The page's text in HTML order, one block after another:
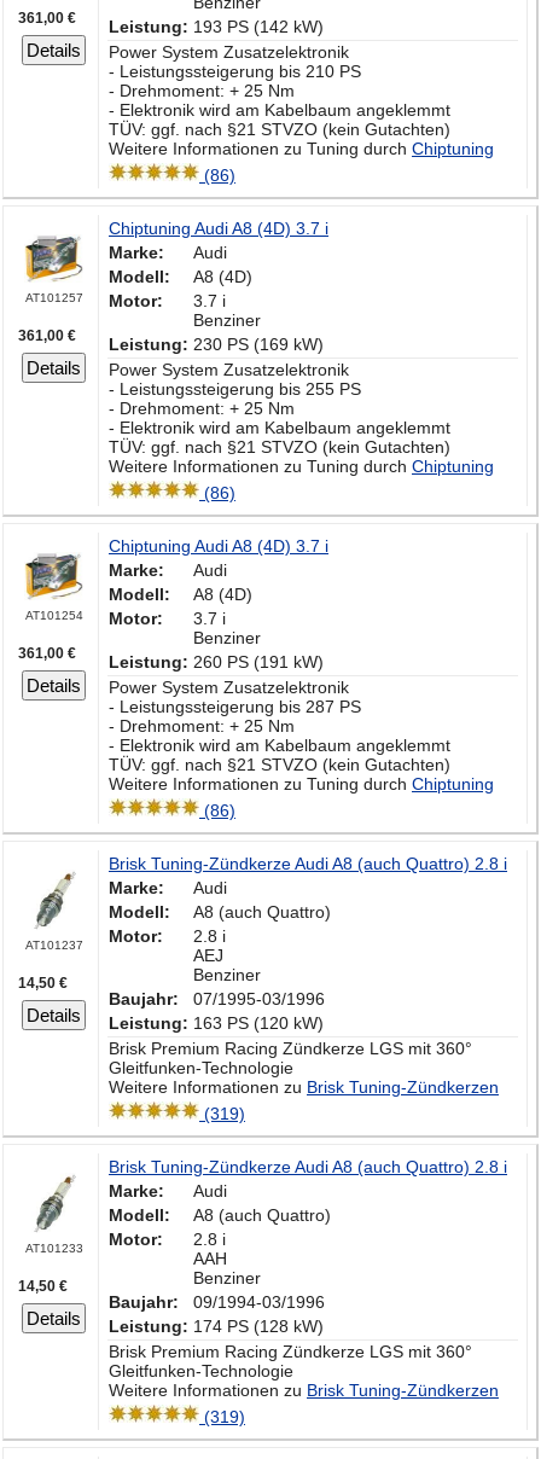
361,00 €
Details
Leistung: 193 PS (142 kW)
Power System Zusatzelektronik
- Leistungssteigerung bis 210 PS
- Drehmoment: + 25 Nm
- Elektronik wird am Kabelbaum angeklemmt
TÜV: ggf. nach §21 STVZO (kein Gutachten)
Weitere Informationen zu Tuning durch Chiptuning
(86)
AT101257
361,00 €
Details
Chiptuning Audi A8 (4D) 3.7 i
Marke:
Audi
Modell:
A8 (4D)
Motor:
3.7 i
Benziner
Leistung: 230 PS (169 kW)
Power System Zusatzelektronik
- Leistungssteigerung bis 255 PS
- Drehmoment: + 25 Nm
- Elektronik wird am Kabelbaum angeklemmt
TÜV: ggf. nach §21 STVZO (kein Gutachten)
Weitere Informationen zu Tuning durch Chiptuning
(86)
AT101254
361,00 €
Details
Chiptuning Audi A8 (4D) 3.7 i
Marke:
Audi
Modell:
A8 (4D)
Motor:
3.7 i
Benziner
Leistung: 260 PS (191 kW)
Power System Zusatzelektronik
- Leistungssteigerung bis 287 PS
- Drehmoment: + 25 Nm
- Elektronik wird am Kabelbaum angeklemmt
TÜV: ggf. nach §21 STVZO (kein Gutachten)
Weitere Informationen zu Tuning durch Chiptuning
(86)
AT101237
14,50 €
Details
Brisk Tuning-Zündkerze Audi A8 (auch Quattro) 2.8 i
Marke:
Audi
Modell:
A8 (auch Quattro)
Motor:
2.8 i
AEJ
Benziner
Baujahr:
07/1995-03/1996
Leistung: 163 PS (120 kW)
Brisk Premium Racing Zündkerze LGS mit 360°
Gleitfunken-Technologie
Weitere Informationen zu Brisk Tuning-Zündkerzen
(319)
AT101233
14,50 €
Details
Brisk Tuning-Zündkerze Audi A8 (auch Quattro) 2.8 i
Marke:
Audi
Modell:
A8 (auch Quattro)
Motor:
2.8 i
AAH
Benziner
Baujahr:
09/1994-03/1996
Leistung: 174 PS (128 kW)
Brisk Premium Racing Zündkerze LGS mit 360°
Gleitfunken-Technologie
Weitere Informationen zu Brisk Tuning-Zündkerzen
(319)